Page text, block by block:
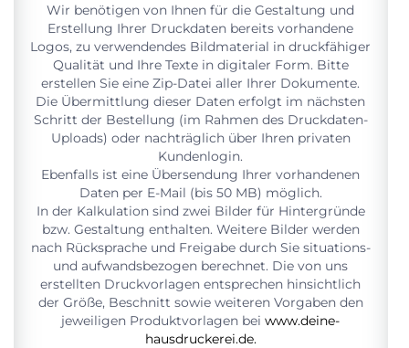
Wir benötigen von Ihnen für die Gestaltung und
Erstellung Ihrer Druckdaten bereits vorhandene
Logos, zu verwendendes Bildmaterial in druckfähiger
Qualität und Ihre Texte in digitaler Form. Bitte
erstellen Sie eine Zip-Datei aller Ihrer Dokumente.
Die Übermittlung dieser Daten erfolgt im nächsten
Schritt der Bestellung (im Rahmen des Druckdaten-
Uploads) oder nachträglich über Ihren privaten
Kundenlogin.
Ebenfalls ist eine Übersendung Ihrer vorhandenen
Daten per E-Mail (bis 50 MB) möglich.
In der Kalkulation sind zwei Bilder für Hintergründe
bzw. Gestaltung enthalten. Weitere Bilder werden
nach Rücksprache und Freigabe durch Sie situations-
und aufwandsbezogen berechnet. Die von uns
erstellten Druckvorlagen entsprechen hinsichtlich
der Größe, Beschnitt sowie weiteren Vorgaben den
jeweiligen Produktvorlagen beiwww.deine-
hausdruckerei.de.